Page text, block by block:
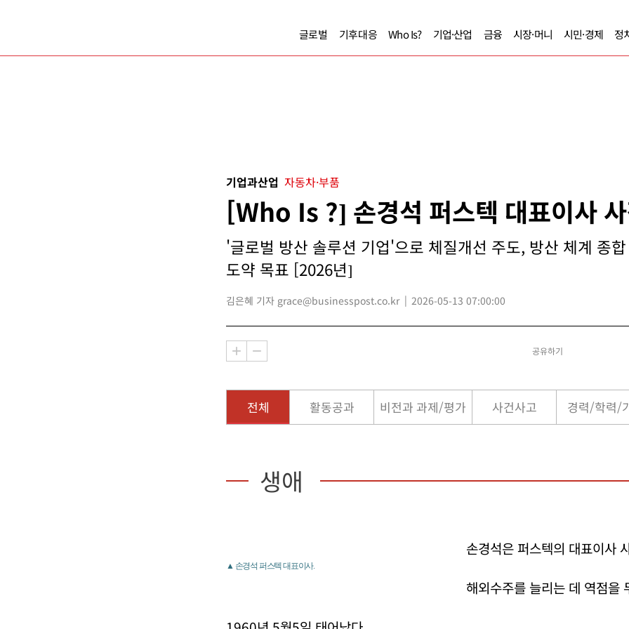
글로벌 기후대응 Who Is? 기업·산업 금융 시장·머니 시민·경제 정
기업과산업 자동차·부품
[Who Is ?] 손경석 퍼스텍 대표이사
'글로벌 방산 솔루션 기업'으로 체질개선 주도, 방산 체계 종
도약 목표 [2026년]
김은혜 기자 grace@businesspost.co.kr 2026-05-13 07:00:00
공유하기
전체 활동공과 비전과 과제/평가 사건사고 경력/학력/
생애
▲ 손경석 퍼스텍 대표이사.
손경석은 퍼스텍의 대표이사
해외수주를 늘리는 데 역점을